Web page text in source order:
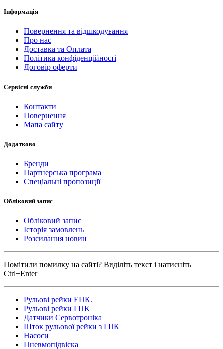
Інформація
Повернення та відшкодування
Про нас
Доставка та Оплата
Політика конфіденційності
Договір оферти
Сервісні служби
Контакти
Повернення
Мапа сайту
Додатково
Бренди
Партнерська програма
Спеціальні пропозиції
Обліковий запис
Обліковий запис
Історія замовлень
Розсилання новин
Помітили помилку на сайті? Виділіть текст і натисніть
Ctrl+Enter
Рульові рейки ЕПК.
Рульові рейки ГПК
Датчики Сервотроніка
Шток рульової рейки з ГПК
Насоси
Пневмопідвіска